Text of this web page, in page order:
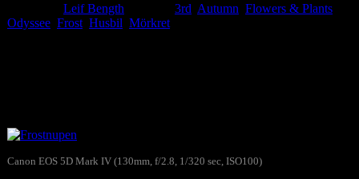
Leif Bength 3rd Autumn Flowers & Plants
Odyssee Frost Husbil Mörkret
Canon EOS 5D Mark IV (130mm, f/2.8, 1/320 sec, ISO100)